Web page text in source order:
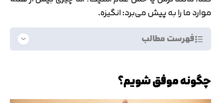
موارد ما را به پیش می‌برد: انگیزه.
فهرست مطالب
چگونه موفق شویم؟